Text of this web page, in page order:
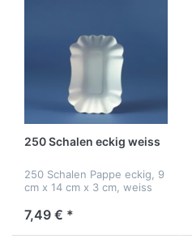
250 Schalen eckig weiss
250 Schalen Pappe eckig, 9
cm x 14 cm x 3 cm, weiss
7,49 € *